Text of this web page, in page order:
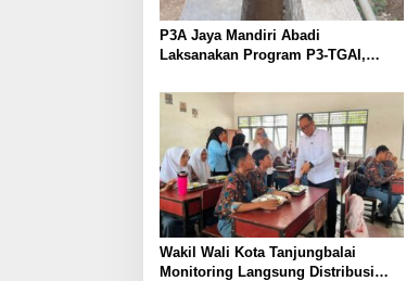
P3A Jaya Mandiri Abadi
Laksanakan Program P3-TGAI,
Wanayasa
Wakil Wali Kota Tanjungbalai
Monitoring Langsung Distribusi